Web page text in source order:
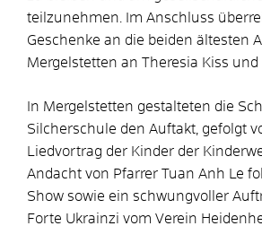
teilzunehmen. Im Anschluss
Geschenke an die beiden ältesten
Mergelstetten an Theresia Kiss und
In Mergelstetten gestalteten die
Silcherschule den Auftakt, gefolgt
Liedvortrag der Kinder der
Andacht von Pfarrer Tuan Anh Le
Show sowie ein schwungvoller
Forte Ukrainzi vom Verein